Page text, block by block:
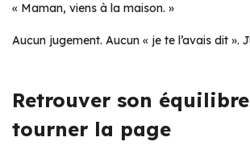
« Maman, viens à la maison. »
Aucun jugement. Aucun « je te l’avais dit ».
Retrouver son
tourner la page